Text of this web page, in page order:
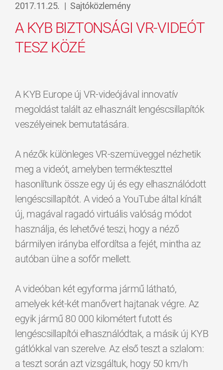
2017.11.25. | Sajtóközlemény
A KYB BIZTONSÁGI VR-VIDEÓT
TESZ KÖZÉ
A KYB Europe új VR-videójával innovatív
megoldást talált az elhasznált lengéscsillapítók
veszélyeinek bemutatására.
A nézők különleges VR-szemüveggel nézhetik
meg a videót, amelyben termékteszttel
hasonlítunk össze egy új és egy elhasználódott
lengéscsillapítót. A videó a YouTube által kínált
új, magával ragadó virtuális valóság módot
használja, és lehetővé teszi, hogy a néző
bármilyen irányba elfordítsa a fejét, mintha az
autóban ülne a sofőr mellett.
A videóban két egyforma jármű látható,
amelyek két-két manővert hajtanak végre. Az
egyik jármű 80 000 kilométert futott és
lengéscsillapítói elhasználódtak, a másik új KYB
gátlókkal van szerelve. Az első teszt a szlalom:
a teszt során azt vizsgáltuk, hogy 50 km/h